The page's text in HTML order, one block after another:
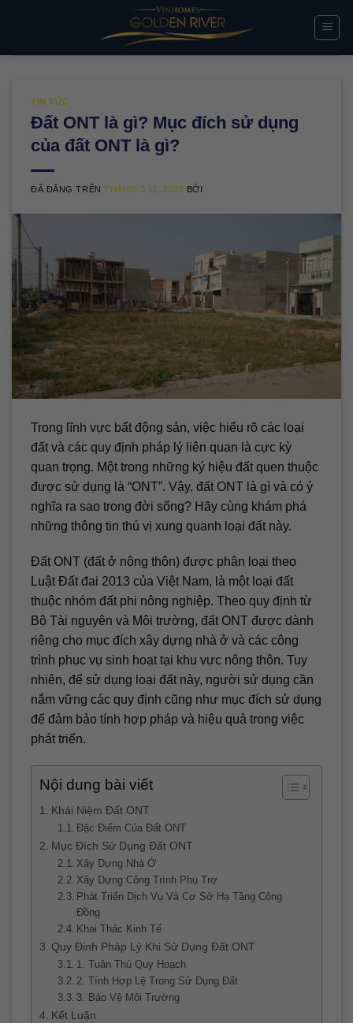
TIN TỨC
Đất ONT là gì? Mục đích sử dụng
của đất ONT là gì?
ĐÃ ĐĂNG TRÊNTHÁNG 3 11, 2025 BỞI
Trong lĩnh vực bất động sản, việc hiểu rõ các loại
đất và các quy định pháp lý liên quan là cực kỳ
quan trọng. Một trong những ký hiệu đất quen thuộc
được sử dụng là “ONT”. Vậy, đất ONT là gì và có ý
nghĩa ra sao trong đời sống? Hãy cùng khám phá
những thông tin thú vị xung quanh loại đất này.
Đất ONT (đất ở nông thôn) được phân loại theo
Luật Đất đai 2013 của Việt Nam, là một loại đất
thuộc nhóm đất phi nông nghiệp. Theo quy định từ
Bộ Tài nguyên và Môi trường, đất ONT được dành
riêng cho mục đích xây dựng nhà ở và các công
trình phục vụ sinh hoạt tại khu vực nông thôn. Tuy
nhiên, để sử dụng loại đất này, người sử dụng cần
nắm vững các quy định cũng như mục đích sử dụng
để đảm bảo tính hợp pháp và hiệu quả trong việc
phát triển.
Nội dung bài viết
Khái Niệm Đất ONT
Đặc Điểm Của Đất ONT
Mục Đích Sử Dụng Đất ONT
Xây Dựng Nhà Ở
Xây Dựng Công Trình Phụ Trợ
Phát Triển Dịch Vụ Và Cơ Sở Hạ Tầng Cộng
Đồng
Khai Thác Kinh Tế
Quy Định Pháp Lý Khi Sử Dụng Đất ONT
1. Tuân Thủ Quy Hoạch
2. Tính Hợp Lệ Trong Sử Dụng Đất
3. Bảo Vệ Môi Trường
Kết Luận